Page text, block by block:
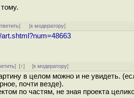
] [к модератору]
][↑] [к модератору]
в целом можно и не увидеть.
почти везде).
по частям, не зная проекта